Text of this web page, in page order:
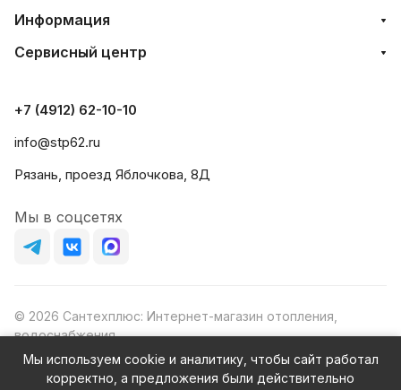
Информация
Сервисный центр
+7 (4912) 62-10-10
info@stp62.ru
Рязань, проезд Яблочкова, 8Д
Мы в соцсетях
© 2026 Сантехплюс: Интернет-магазин отопления,
водоснабжения
Юридический адрес: 390023, г. Рязань, проезд Яблочкова,
Мы используем cookie и аналитику, чтобы сайт работал
корректно, а предложения были действительно